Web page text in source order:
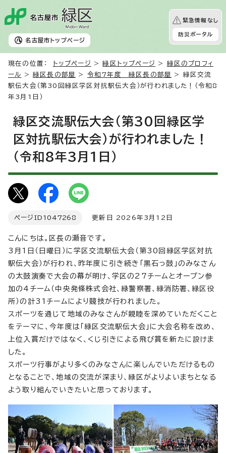
名古屋市 トップページ
緊急情報なし
防災ポータル
現在の位置： トップページ >緑区トップページ > 緑区のプロフィ
ール
>緑区長の部屋 > 令和7年度 緑区長の部屋
> 緑区交流
駅伝大会（第30回緑区学区対抗駅伝大会）が行われました！（令和8
年3月1日）
緑区交流駅伝大会（第30回緑区学
区対抗駅伝大会）が行われました！
（令和8年3月1日）
ページID 1047268 更新日 2026年3月12日
こんにちは。区長の瀬音です。
3月1日（日曜日）に学区交流駅伝大会（第30回緑区学区対抗
駅伝大会）が行われ、昨年度に引き続き「黒石っ鼓」のみなさん
の太鼓演奏で大会の幕が明け、学区の27チームとオープン参
加の4チーム（中央発條株式会社、緑警察署、緑消防署、緑区役
所）の計31チームにより競技が行われました。
スポーツを通じて地域のみなさんが親睦を深めていただくこと
をテーマに、今年度は「緑区交流駅伝大会」に大会名称を改め、
上位入賞だけではなく、くじ引きによる飛び賞を新たに設けま
した。
スポーツ行事がより多くのみなさんに楽しんでいただけるもの
となることで、地域の交流が深まり、緑区がよりよいまちとなる
よう取り組んでいきたいと思っております。